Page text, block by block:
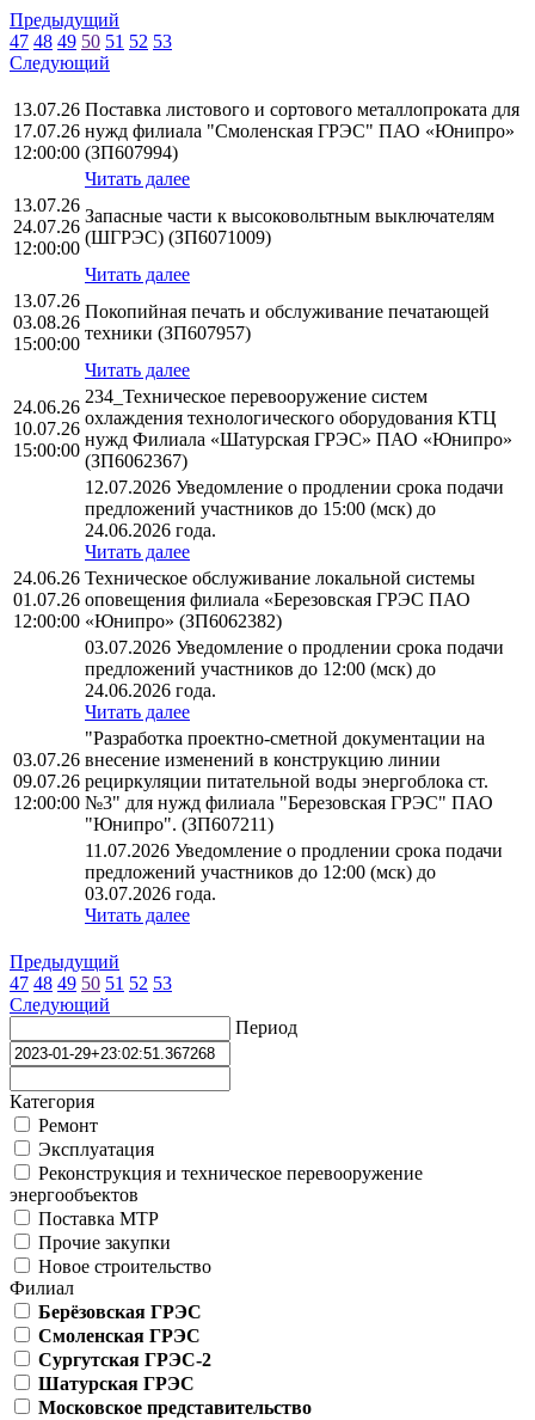
Предыдущий
47 48 49 50 51 52 53
Следующий
13.07.26
17.07.26
12:00:00
Поставка листового и сортового металлопроката для
нужд филиала "Смоленская ГРЭС" ПАО «Юнипро»
(ЗП607994)
Читать далее
13.07.26
24.07.26
12:00:00
Запасные части к высоковольтным выключателям
(ШГРЭС) (ЗП6071009)
Читать далее
13.07.26
03.08.26
15:00:00
Покопийная печать и обслуживание печатающей
техники (ЗП607957)
Читать далее
24.06.26
10.07.26
15:00:00
234_Техническое перевооружение систем
охлаждения технологического оборудования КТЦ
нужд Филиала «Шатурская ГРЭС» ПАО «Юнипро»
(ЗП6062367)
12.07.2026 Уведомление о продлении срока подачи
предложений участников до 15:00 (мск) до
24.06.2026 года.
Читать далее
24.06.26
01.07.26
12:00:00
Техническое обслуживание локальной системы
оповещения филиала «Березовская ГРЭС ПАО
«Юнипро» (ЗП6062382)
03.07.2026 Уведомление о продлении срока подачи
предложений участников до 12:00 (мск) до
24.06.2026 года.
Читать далее
03.07.26
09.07.26
12:00:00
"Разработка проектно-сметной документации на
внесение изменений в конструкцию линии
рециркуляции питательной воды энергоблока ст.
№3" для нужд филиала "Березовская ГРЭС" ПАО
"Юнипро". (ЗП607211)
11.07.2026 Уведомление о продлении срока подачи
предложений участников до 12:00 (мск) до
03.07.2026 года.
Читать далее
Предыдущий
47 48 49 50 51 52 53
Следующий
Период
Категория
Ремонт
Эксплуатация
Реконструкция и техническое перевооружение
энергообъектов
Поставка МТР
Прочие закупки
Новое строительство
Филиал
Берёзовская ГРЭС
Смоленская ГРЭС
Сургутская ГРЭС-2
Шатурская ГРЭС
Московское представительство